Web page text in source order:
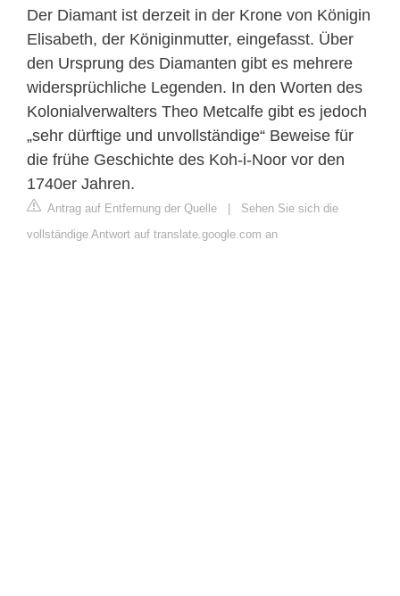
Der Diamant ist derzeit in der Krone von Königin
Elisabeth, der Königinmutter, eingefasst. Über
den Ursprung des Diamanten gibt es mehrere
widersprüchliche Legenden. In den Worten des
Kolonialverwalters Theo Metcalfe gibt es jedoch
„sehr dürftige und unvollständige“ Beweise für
die frühe Geschichte des Koh-i-Noor vor den
1740er Jahren.
Antrag auf Entfernung der Quelle
Sehen Sie sich die
vollständige Antwort auf translate.google.com an